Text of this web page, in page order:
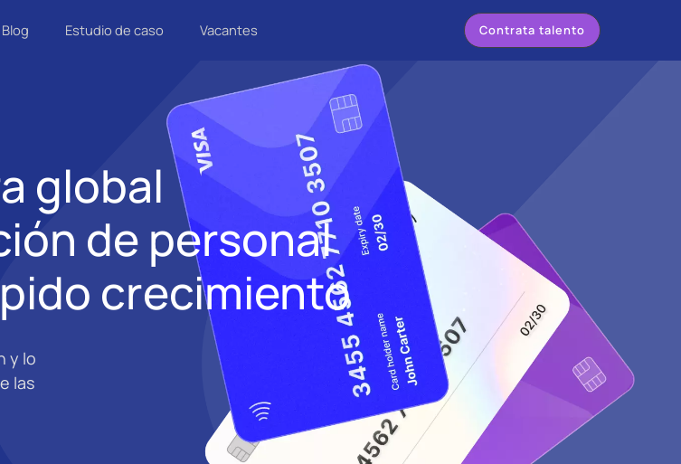
Blog Estudio de caso Vacantes Contrata talento
global
de personal
crecimiento
y lo
las